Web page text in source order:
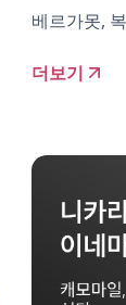
베르가못,
더보기